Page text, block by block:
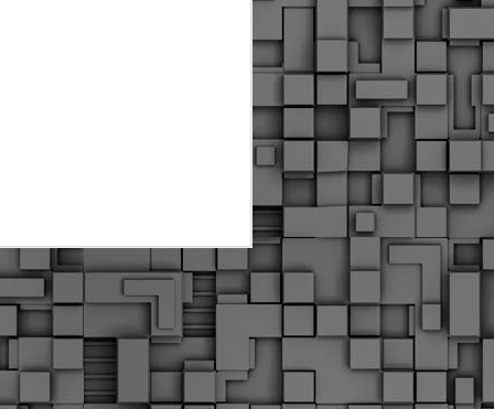
MAY
25
Δημοτική Αστυνομία
Θεσσαλονίκης:
Διοικητικά πρόστιμα
ύψους 11.350€ σε
εργολάβους για
παραβάσεις σε έργα
Ο.Κ.Ω